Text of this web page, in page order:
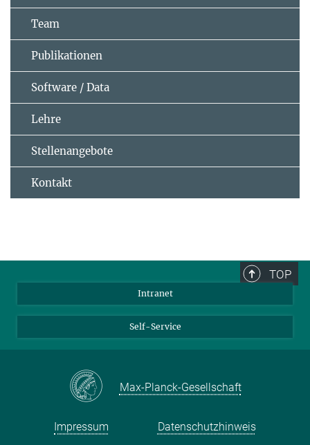
Team
Publikationen
Software / Data
Lehre
Stellenangebote
Kontakt
TOP
Intranet
Self-Service
Max-Planck-Gesellschaft
Impressum Datenschutzhinweis